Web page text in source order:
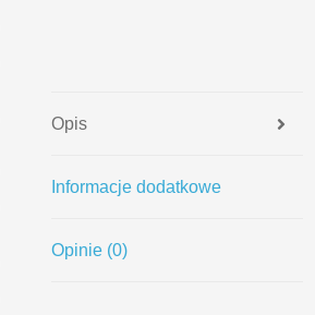
Opis
Informacje dodatkowe
Opinie (0)